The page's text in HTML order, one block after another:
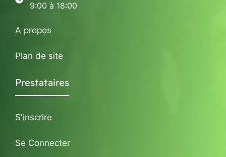
9:00 à 18:00
A propos
Plan de site
Prestataires
S'inscrire
Se Connecter